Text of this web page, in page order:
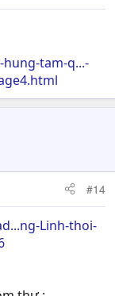
tam-q...-
#14
Linh-thoi-